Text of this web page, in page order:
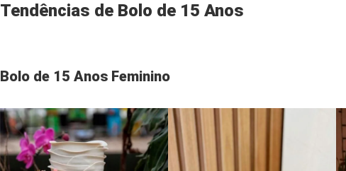
Tendências de Bolo de 15 Anos
Bolo de 15 Anos Feminino